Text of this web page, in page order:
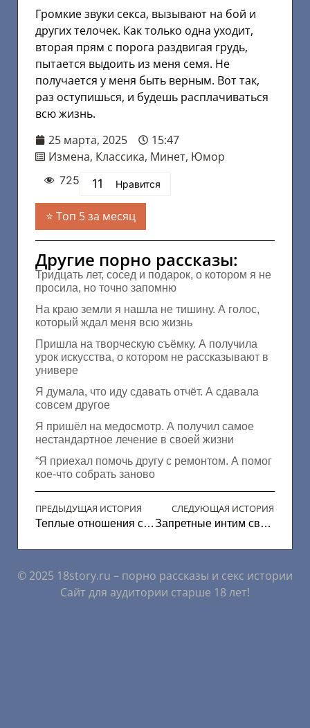
Громкие звуки секса, вызывают на бой и
других телочек. Как только одна уходит,
вторая прям с порога раздвигая грудь,
пытается выдоить из меня семя. Не
получается у меня быть верным. Вот так,
раз оступишься, и будешь расплачиваться
всю жизнь.
25 марта, 2025
15:47
Измена, Классика, Минет, Юмор
725 11 Нравится
Топ 5 за месяц
Другие порно рассказы:
Тридцать лет, сосед и подарок, о котором я не
просила, но точно запомню
На краю земли я нашла не тишину. А голос,
который ждал меня всю жизнь
Пришла на творческую съёмку. А получила
урок искусства, о котором не рассказывают в
универе
Я думала, что иду сдавать отчёт. А сдавала
совсем другое
Я пришёл на медосмотр. А получил самое
нестандартное лечение в своей жизни
“Я приехал помочь другу с ремонтом. А помог
кое-что собрать заново
ПРЕДЫДУЩАЯ ИСТОРИЯ
Теплые отношения с попой
СЛЕДУЮЩАЯ ИСТОРИЯ
Запретные интим связи
© 2025 18story.ru – порно рассказы и секс истории
Сайт для аудитории старше 18 лет!